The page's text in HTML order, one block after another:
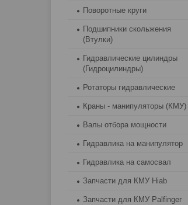
Поворотные круги
Подшипники скольжения
(Втулки)
Гидравлические цилиндры
(Гидроцилиндры)
Ротаторы гидравлические
Краны - манипуляторы (КМУ)
Валы отбора мощности
Гидравлика на манипулятор
Гидравлика на самосвал
Запчасти для КМУ Hiab
Запчасти для КМУ Palfinger